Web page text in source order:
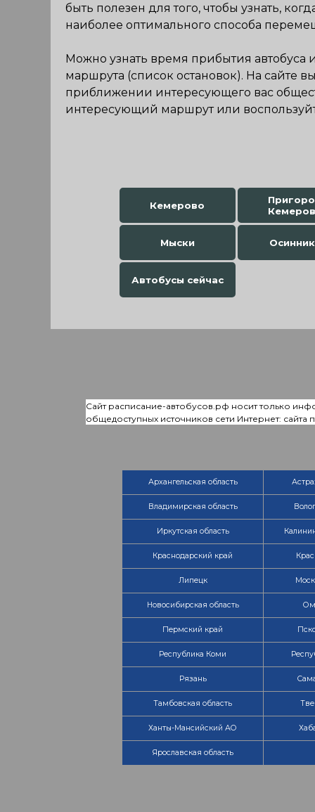
быть полезен для того, чтобы узнать,
наиболее оптимального способа
Можно узнать время прибытия автобуса
маршрута (список остановок). На сайте
приближении интересующего вас
интересующий маршрут или
Кемерово
Мыски
Автобусы сейчас
Сайт расписание-автобусов.рф носит только
общедоступных источников сети Интернет:
Архангельская область
Владимирская область
Иркутская область
Краснодарский край
Липецк
Новосибирская область
Пермский край
Республика Коми
Рязань
Тамбовская область
Ханты-Мансийский АО
Ярославская область